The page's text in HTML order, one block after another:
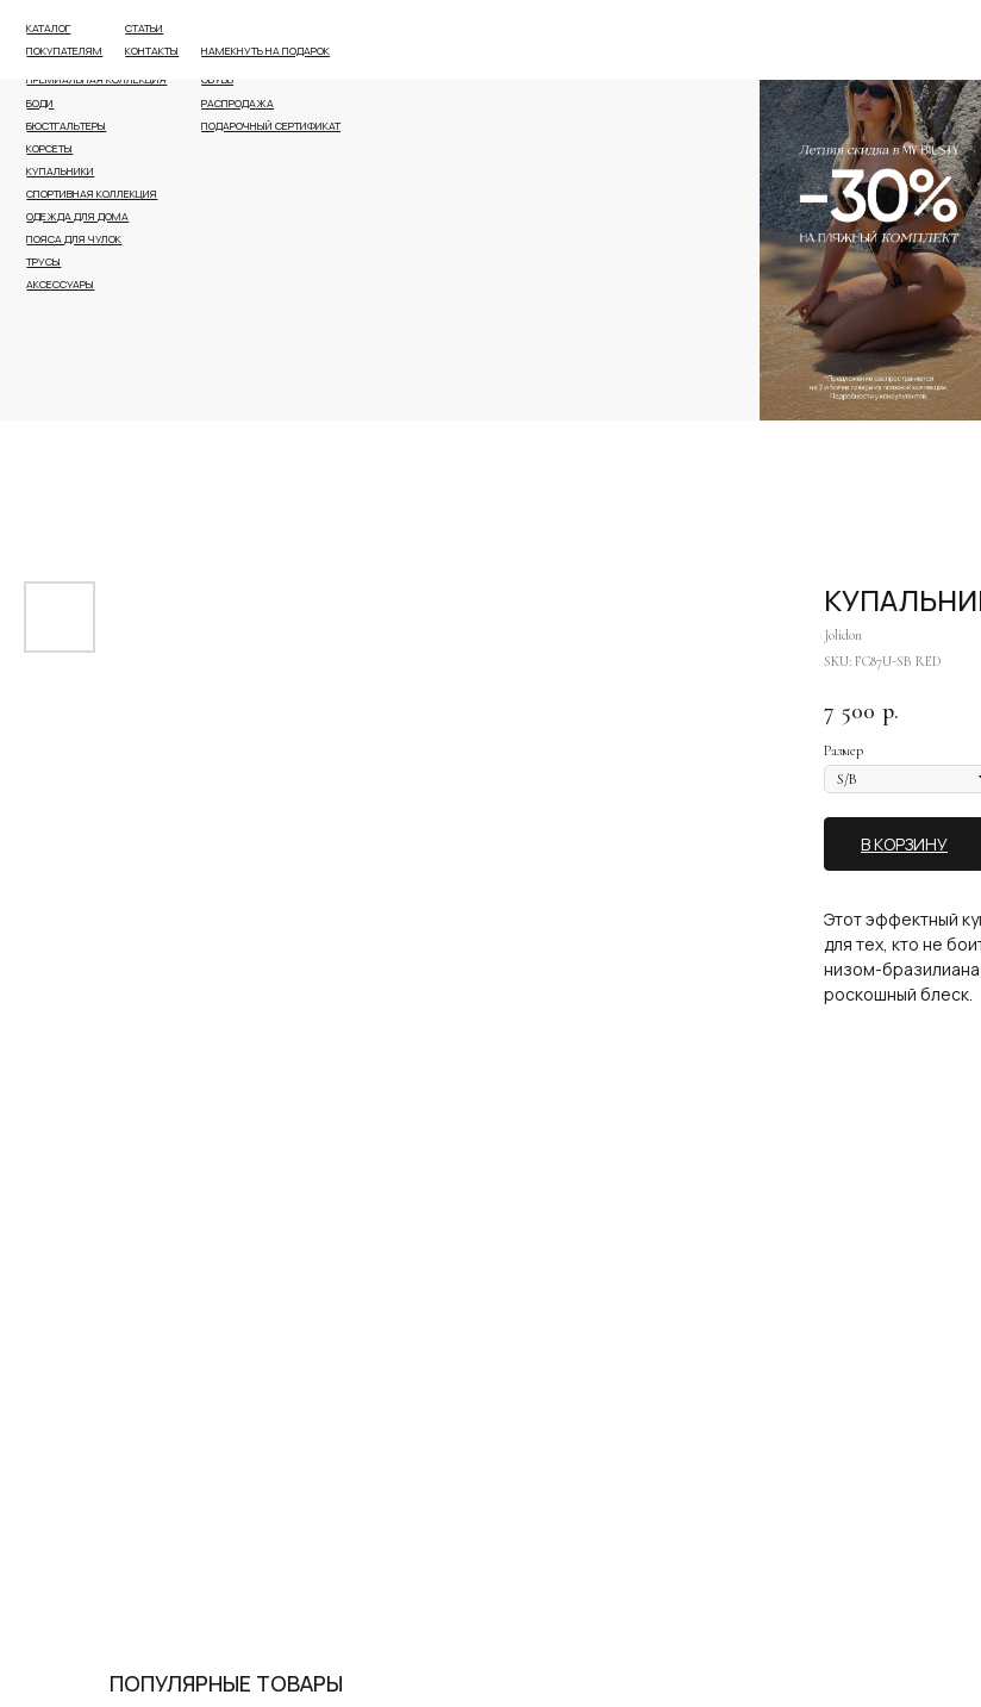
КАТАЛОГ
ПОКУПАТЕЛЯМ НАМЕКНУТЬ НА ПОДАРОК
СТАТЬИ
КОНТАКТЫ
ВСЕ КАТЕГОРИИ
НОВОЕ ПОСТУПЛЕНИЕ
БЮСТГАЛЬТЕРЫ
КОРСЕТЫ
КУПАЛЬНИКИ
ОДЕЖДА ДЛЯ ДОМА
ПОЯСА ДЛЯ ЧУЛОК
ТРУСЫ
КОРРЕКТИРУЮЩЕЕ БЕЛЬЕ
ПОДАРОЧНЫЙ СЕРТИФИКАТ
СПОРТИВНАЯ КОЛЛЕКЦИЯ
Jolidon
SKU: FC87U-SB RED
7 500 р.
Размер
В КОРЗИНУ
Этот эффектный
для тех, кто не
низом-бразилиана
роскошный блеск.
ПОПУЛЯРНЫЕ ТОВАРЫ